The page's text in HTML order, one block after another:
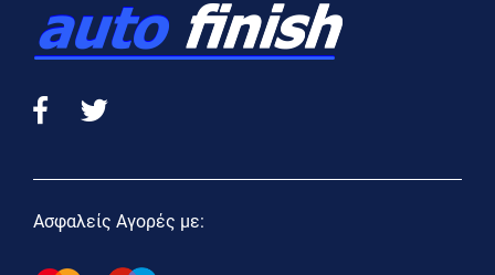
Ασφαλείς Αγορές με: